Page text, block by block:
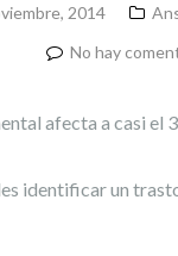
2014
No hay
afecta a casi el
identificar un